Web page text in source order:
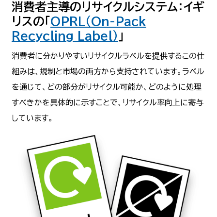
消費者主導のリサイクルシステム：イギ
リスの「 OPRL（On-Pack
Recycling Label） 」
消費者に分かりやすいリサイクルラベルを提供するこの仕
組みは、規制と市場の両方から支持されています。ラベル
を通じて、どの部分がリサイクル可能か、どのように処理
すべきかを具体的に示すことで、リサイクル率向上に寄与
しています。